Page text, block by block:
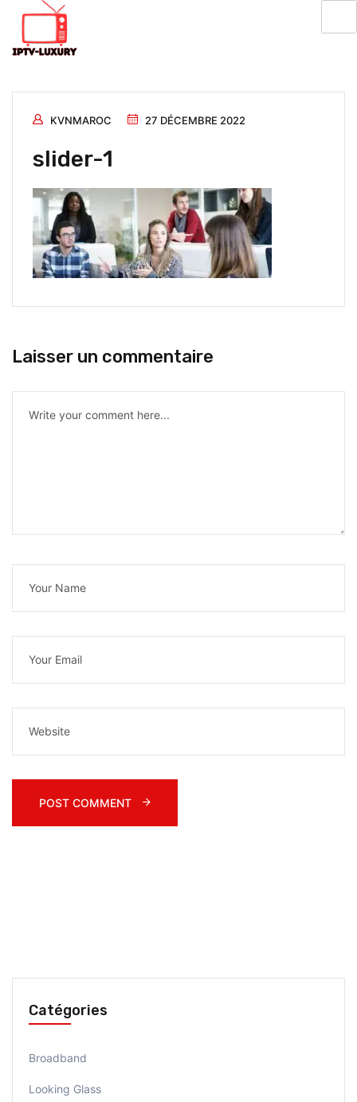
KVNMAROC 27 DÉCEMBRE 2022
slider-1
Laisser un commentaire
Catégories
Broadband
Looking Glass